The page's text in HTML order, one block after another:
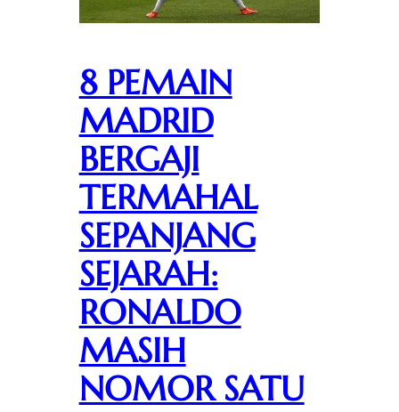
8 PEMAIN
MADRID
BERGAJI
TERMAHAL
SEPANJANG
SEJARAH:
RONALDO
MASIH
NOMOR SATU